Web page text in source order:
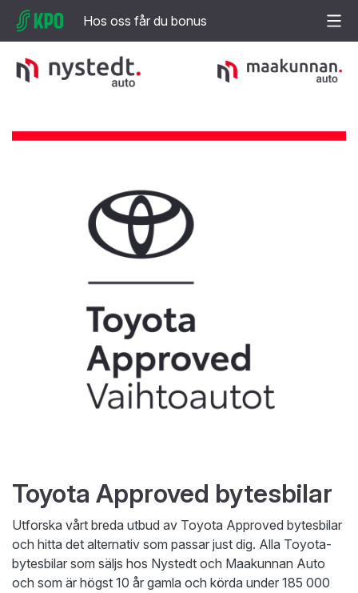
Hos oss får du bonus
Toyota Approved bytesbilar
Utforska vårt breda utbud av Toyota Approved bytesbilar
och hitta det alternativ som passar just dig. Alla Toyota-
bytesbilar som säljs hos Nystedt och Maakunnan Auto
och som är högst 10 år gamla och körda under 185 000